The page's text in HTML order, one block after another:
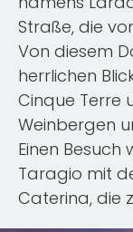
Straße, die
Von diesem
herrlichen
Cinque Terre
Weinbergen
Einen
Taragio mit
Caterina, die